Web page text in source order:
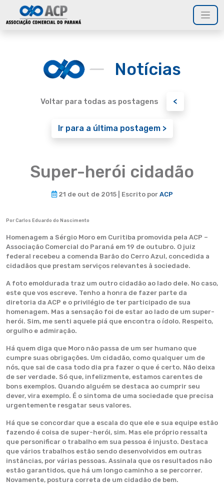
Notícias
Voltar para todas as postagens <
Ir para a última postagem >
Super-herói cidadão
21 de out de 2015 | Escrito por ACP
Por Carlos Eduardo do Nascimento
Homenagem a Sérgio Moro em Curitiba promovida pela ACP –
Associação Comercial do Paraná em 19 de outubro. O juiz
federal recebeu a comenda Barão do Cerro Azul, concedida a
cidadãos que prestam serviços relevantes à sociedade.
A foto emoldurada traz um outro cidadão ao lado dele. No caso,
este que vos escreve. Tenho a honra de fazer parte da
diretoria da ACP e o privilégio de ter participado de sua
homenagem. Mas a sensação foi de estar ao lado de um super-
herói. Sim, me senti aquele piá que encontra o ídolo. Respeito,
orgulho e admiração.
Há quem diga que Moro não passa de um ser humano que
cumpre suas obrigações. Um cidadão, como qualquer um de
nós, que sai de casa todo dia pra fazer o que é certo. Não deixa
de ser verdade. Só que, infelizmente, estamos carentes de
bons exemplos. Quando alguém se destaca ao cumprir seu
dever, vira exemplo. É o sintoma de uma sociedade que precisa
urgentemente resgatar seus valores.
Há que se concordar que a escala do que ele e sua equipe estão
fazendo é coisa de super-herói, sim. Mas ele próprio ressalta
que personificar o trabalho em sua pessoa é injusto. Destaca
que vários trabalhos estão sendo desenvolvidos em outras
instâncias, por várias pessoas. Assinala que os resultados não
estão garantidos, que há um longo caminho a se percorrer.
Novamente, postura correta de um cidadão de bem.